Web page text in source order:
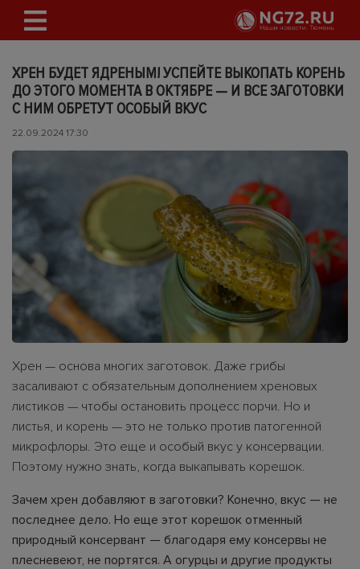
ХРЕН БУДЕТ ЯДРЕНЫМ! УСПЕЙТЕ ВЫКОПАТЬ КОРЕНЬ
ДО ЭТОГО МОМЕНТА В ОКТЯБРЕ — И ВСЕ ЗАГОТОВКИ
С НИМ ОБРЕТУТ ОСОБЫЙ ВКУС
22.09.2024 17:30
Хрен — основа многих заготовок. Даже грибы
засаливают с обязательным дополнением хреновых
листиков — чтобы остановить процесс порчи. Но и
листья, и корень — это не только против патогенной
микрофлоры. Это еще и особый вкус у консервации.
Поэтому нужно знать, когда выкапывать корешок.
Зачем хрен добавляют в заготовки? Конечно, вкус — не
последнее дело. Но еще этот корешок отменный
природный консервант — благодаря ему консервы не
плесневеют, не портятся. А огурцы и другие продукты